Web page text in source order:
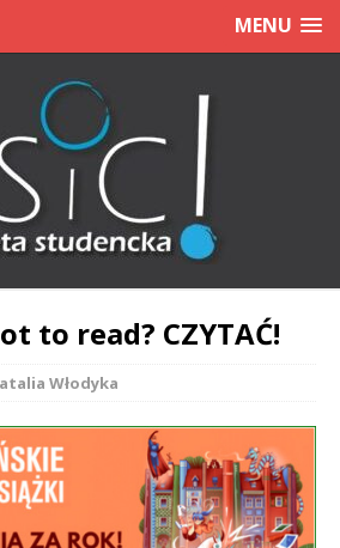
MENU
to read? CZYTAĆ!
Włodyka